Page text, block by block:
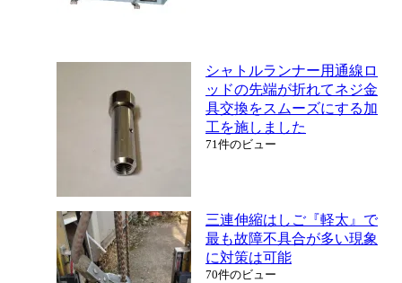
シャトルランナー用通線ロ
ッドの先端が折れてネジ金
具交換をスムーズにする加
工を施しました
71件のビュー
三連伸縮はしご『軽太』で
最も故障不具合が多い現象
に対策は可能
70件のビュー